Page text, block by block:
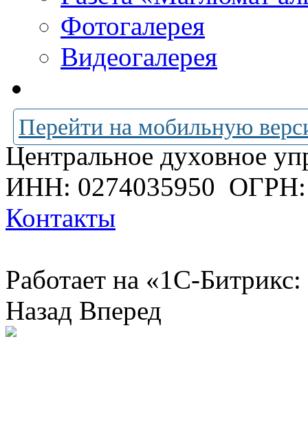
Фотогалерея
Видеогалерея
Перейти на мобильную
Центральное духовное
ИНН: 0274035950 ОГРН:
Контакты
Работает на «1С-
Назад Вперед